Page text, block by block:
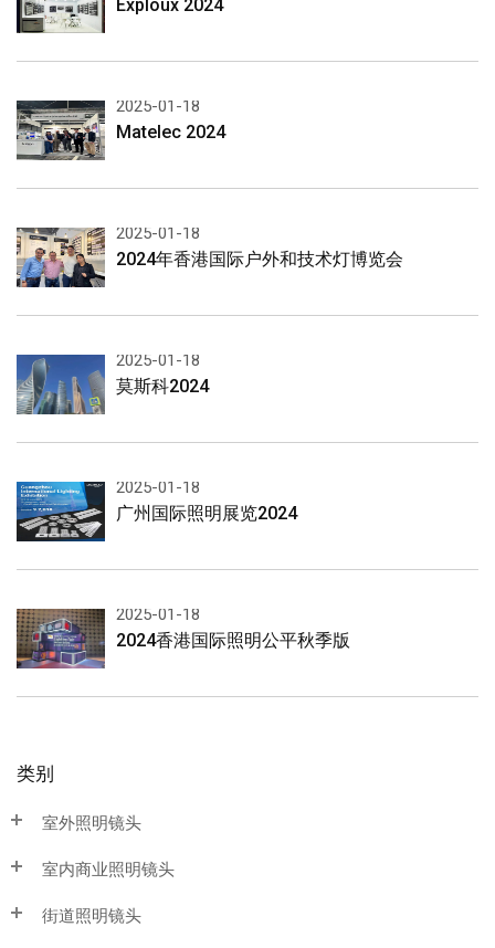
Exploux 2024
2025-01-18
Matelec 2024
2025-01-18
2024年香港国际户外和技术灯博览会
2025-01-18
莫斯科2024
2025-01-18
广州国际照明展览2024
2025-01-18
2024香港国际照明公平秋季版
类别
室外照明镜头
室内商业照明镜头
街道照明镜头